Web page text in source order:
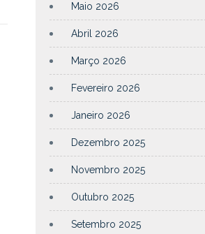
Maio 2026
Abril 2026
Março 2026
Fevereiro 2026
Janeiro 2026
Dezembro 2025
Novembro 2025
Outubro 2025
Setembro 2025